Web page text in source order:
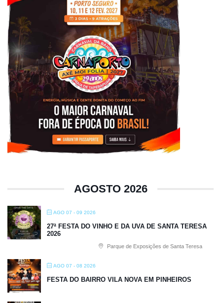
AGOSTO 2026
AGO 07 - 09 2026
27ª FESTA DO VINHO E DA UVA DE SANTA TERESA
2026
Parque de Exposições de Santa Teresa
AGO 07 - 08 2026
FESTA DO BAIRRO VILA NOVA EM PINHEIROS